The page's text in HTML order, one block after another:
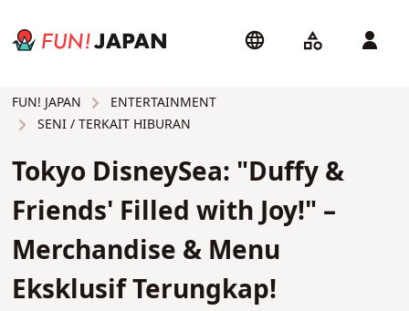
FUN! JAPAN
ENTERTAINMENT
SENI / TERKAIT HIBURAN
Tokyo DisneySea: "Duffy &
Friends' Filled with Joy!" –
Merchandise & Menu
Eksklusif Terungkap!